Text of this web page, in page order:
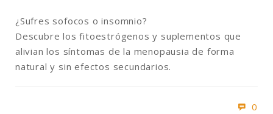
¿Sufres sofocos o insomnio?
Descubre los fitoestrógenos y suplementos que
alivian los síntomas de la menopausia de forma
natural y sin efectos secundarios.
0